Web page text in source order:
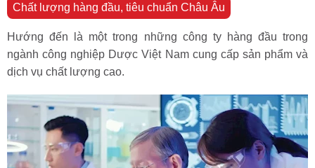
Chất lượng hàng đầu, tiêu chuẩn Châu Âu
Hướng đến là một trong những công ty hàng đầu trong
ngành công nghiệp Dược Việt Nam cung cấp sản phẩm và
dịch vụ chất lượng cao.